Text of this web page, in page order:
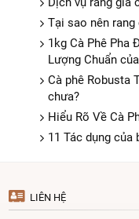
Tại sao nên
1kg Cà Phê Pha
Lượng Chuẩn
Cà phê Robusta
chưa?
Hiểu Rõ Về Cà
11 Tác dụng của
LIÊN HỆ